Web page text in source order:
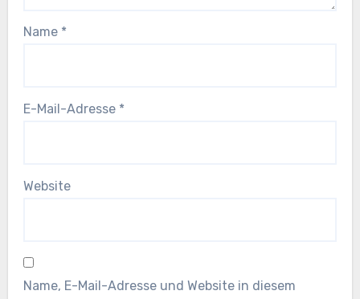
Name *
E-Mail-Adresse *
Website
Name, E-Mail-Adresse und Website in diesem